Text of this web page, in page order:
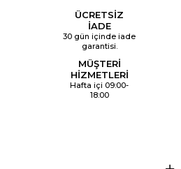
ÜCRETSİZ
İADE
30 gün içinde iade
garantisi.
MÜŞTERİ
HİZMETLERİ
Hafta içi 09:00-
18:00